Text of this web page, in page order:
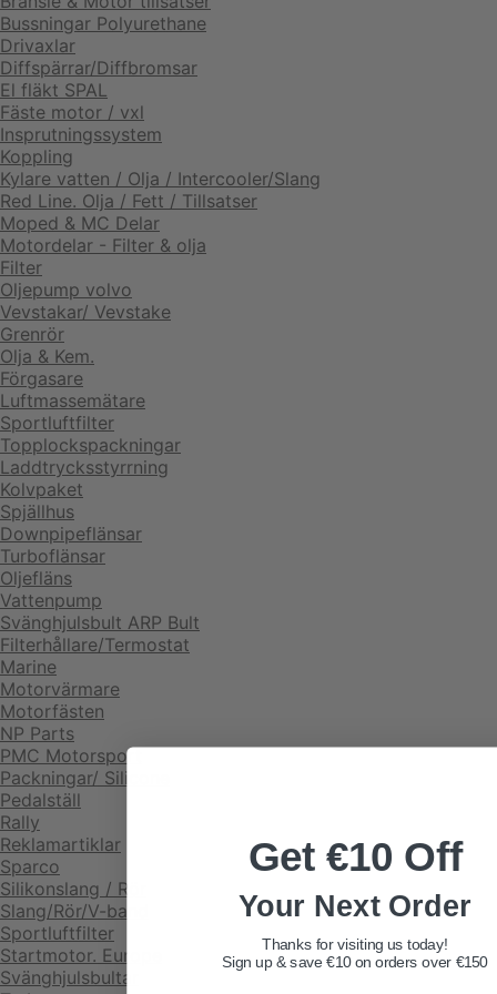
Bussningar Polyurethane
Drivaxlar
Diffspärrar/Diffbromsar
El fläkt SPAL
Fäste motor / vxl
Insprutningssystem
Koppling
Kylare vatten / Olja / Intercooler/Slang
Red Line. Olja / Fett / Tillsatser
Moped & MC Delar
Motordelar - Filter & olja
Filter
Oljepump volvo
Vevstakar/ Vevstake
Grenrör
Olja & Kem.
Förgasare
Luftmassemätare
Sportluftfilter
Topplockspackningar
Laddtrycksstyrrning
Kolvpaket
Spjällhus
Downpipeflänsar
Turboflänsar
Oljefläns
Vattenpump
Svänghjulsbult ARP Bult
Filterhållare/Termostat
Marine
Motorvärmare
Motorfästen
NP Parts
PMC Motorsport
Packningar/ Silicone
Pedalställ
Rally
Reklamartiklar
Sparco
Silikonslang / Rör
Slang/Rör/V-band
Sportluftfilter
Startmotor. Europe
Svänghjulsbultar
Get €10 Off
Your Next Order
Thanks for visiting us today!
Sign up & save €10 on orders over €150